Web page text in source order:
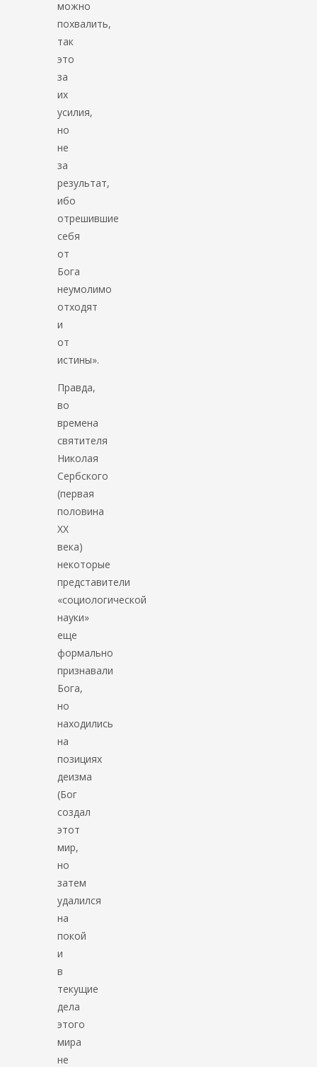
можно
похвалить,
так
это
за
их
усилия,
но
не
за
результат,
ибо
отрешившие
себя
от
Бога
неумолимо
отходят
и
от
истины».
Правда,
во
времена
святителя
Николая
Сербского
(первая
половина
ХХ
века)
некоторые
представители
«социологической
науки»
еще
формально
признавали
Бога,
но
находились
на
позициях
деизма
(Бог
создал
этот
мир,
но
затем
удалился
на
покой
и
в
текущие
дела
этого
мира
не